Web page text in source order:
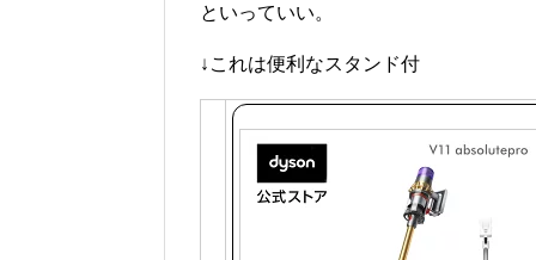
といっていい。
↓これは便利なスタンド付